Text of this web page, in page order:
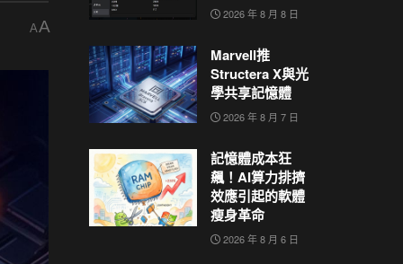
AA
2026 年 8 月 8 日
Marvell推
Structera X與光
學共享記憶體
2026 年 8 月 7 日
記憶體成本狂
飆！AI算力排擠
效應引起的軟體
瘦身革命
2026 年 8 月 6 日